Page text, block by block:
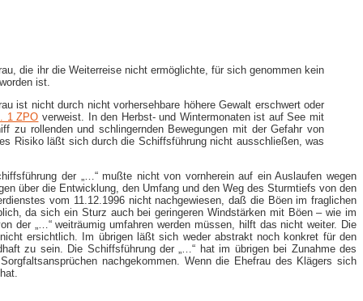
die ihr die Weiterreise nicht ermöglichte, für sich genommen kein
ist.
ist nicht durch nicht vorhersehbare höhere Gewalt erschwert oder
1 ZPO verweist. In den Herbst- und Wintermonaten ist auf See mit
zu rollenden und schlingernden Bewegungen mit der Gefahr von
Risiko läßt sich durch die Schiffsführung nicht ausschließen, was
der „…“ mußte nicht von vornherein auf ein Auslaufen wegen
über die Entwicklung, den Umfang und den Weg des Sturmtiefs von den
vom 11.12.1996 nicht nachgewiesen, daß die Böen im fraglichen
da sich ein Sturz auch bei geringeren Windstärken mit Böen – wie im
der „…“ weiträumig umfahren werden müssen, hilft das nicht weiter. Die
ersichtlich. Im übrigen läßt sich weder abstrakt noch konkret für den
zu sein. Die Schiffsführung der „…“ hat im übrigen bei Zunahme des
nachgekommen. Wenn die Ehefrau des Klägers sich